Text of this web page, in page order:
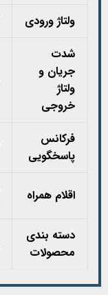
ولتاژ ورودی
شدت
جریان و
ولتاژ
خروجی
فرکانس
پاسخگویی
اقلام همراه
دسته بندی
محصولات